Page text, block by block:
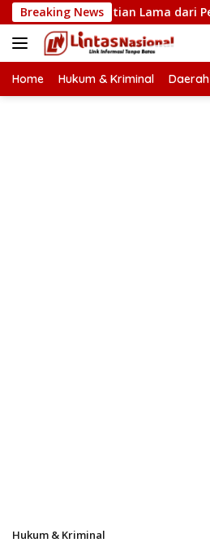
Langsung
ke
konten
Breaking News
Baru Penantian Lama dari Petani
Home Hukum & Kriminal Daerah
Hukum & Kriminal